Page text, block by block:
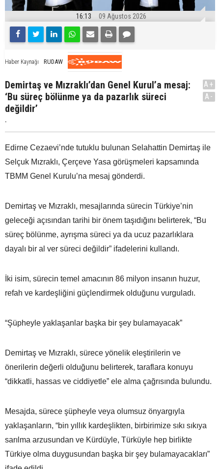
16:13 09 Ağustos 2026
Haber Kaynağı RUDAW
Demirtaş ve Mızraklı’dan Genel Kurul’a mesaj:
‘Bu süreç bölünme ya da pazarlık süreci
değildir’
.
A+
A-
Edirne Cezaevi’nde tutuklu bulunan Selahattin Demirtaş ile
Selçuk Mızraklı, Çerçeve Yasa görüşmeleri kapsamında
TBMM Genel Kurulu’na mesaj gönderdi.
Demirtaş ve Mızraklı, mesajlarında sürecin Türkiye’nin
geleceği açısından tarihi bir önem taşıdığını belirterek, “Bu
süreç bölünme, ayrışma süreci ya da ucuz pazarlıklara
dayalı bir al ver süreci değildir” ifadelerini kullandı.
İki isim, sürecin temel amacının 86 milyon insanın huzur,
refah ve kardeşliğini güçlendirmek olduğunu vurguladı.
“Şüpheyle yaklaşanlar başka bir şey bulamayacak”
Demirtaş ve Mızraklı, sürece yönelik eleştirilerin ve
önerilerin değerli olduğunu belirterek, taraflara konuyu
“dikkatli, hassas ve ciddiyetle” ele alma çağrısında bulundu.
Mesajda, sürece şüpheyle veya olumsuz önyargıyla
yaklaşanların, “bin yıllık kardeşlikten, birbirimize sıkı sıkıya
sarılma arzusundan ve Kürdüyle, Türküyle hep birlikte
Türkiye olma duygusundan başka bir şey bulamayacakları”